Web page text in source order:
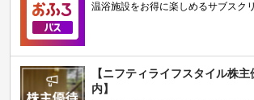
温浴施設をお得に楽しめるサブスク
【ニフティライフスタイル株
内】